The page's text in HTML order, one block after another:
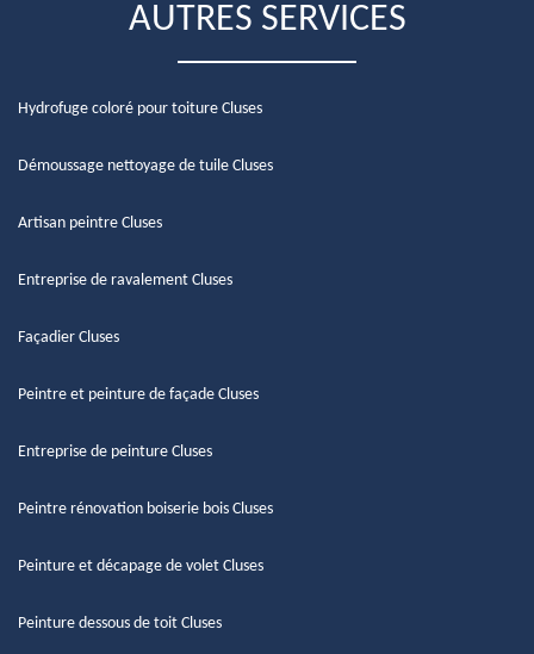
AUTRES SERVICES
Hydrofuge coloré pour toiture Cluses
Démoussage nettoyage de tuile Cluses
Artisan peintre Cluses
Entreprise de ravalement Cluses
Façadier Cluses
Peintre et peinture de façade Cluses
Entreprise de peinture Cluses
Peintre rénovation boiserie bois Cluses
Peinture et décapage de volet Cluses
Peinture dessous de toit Cluses